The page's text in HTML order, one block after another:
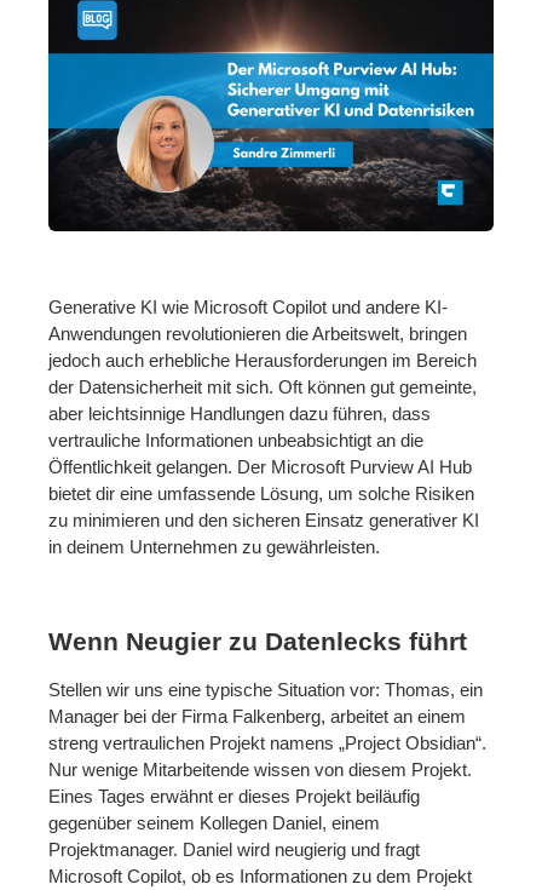
Generative KI wie Microsoft Copilot und andere KI-
Anwendungen revolutionieren die Arbeitswelt, bringen
jedoch auch erhebliche Herausforderungen im Bereich
der Datensicherheit mit sich. Oft können gut gemeinte,
aber leichtsinnige Handlungen dazu führen, dass
vertrauliche Informationen unbeabsichtigt an die
Öffentlichkeit gelangen. Der Microsoft Purview AI Hub
bietet dir eine umfassende Lösung, um solche Risiken
zu minimieren und den sicheren Einsatz generativer KI
in deinem Unternehmen zu gewährleisten.
Wenn Neugier zu Datenlecks führt
Stellen wir uns eine typische Situation vor: Thomas, ein
Manager bei der Firma Falkenberg, arbeitet an einem
streng vertraulichen Projekt namens „Project Obsidian“.
Nur wenige Mitarbeitende wissen von diesem Projekt.
Eines Tages erwähnt er dieses Projekt beiläufig
gegenüber seinem Kollegen Daniel, einem
Projektmanager. Daniel wird neugierig und fragt
Microsoft Copilot, ob es Informationen zu dem Projekt